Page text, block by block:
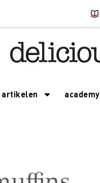
artikelen academy